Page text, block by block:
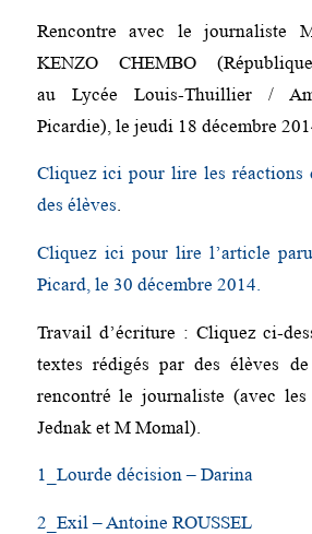
Rencontre avec le journaliste
KENZO CHEMBO
au Lycée Louis-Thuillier /
Picardie), le jeudi 18 décembre
Cliquez ici pour lire les réactions
des élèves.
Cliquez ici pour lire l’article
Picard, le 30 décembre 2014.
Travail d’écriture : Cliquez ci-
textes rédigés par des élèves
rencontré le journaliste (avec les
Jednak et M Momal).
1_Lourde décision – Darina
2_Exil – Antoine ROUSSEL